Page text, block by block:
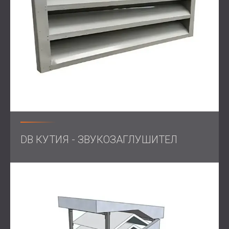
въздушен поток и лесен достъп
Осигуряване на съответствие със стандартите за
намаляване на шума в работната среда
Решение
да измери нивата на звука и честотите на тестовия
стенд. Резултатите показаха, че нивата на звука
което значително надвишава препоръчителните норми
панели. Това позволи на машината да остане
функционална, като същевременно значително намали
DB КУТИЯ - ЗВУКОЗАГЛУШИТЕЛ